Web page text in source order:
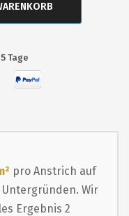
Tage
pro Anstrich auf
Wir
Ergebnis 2